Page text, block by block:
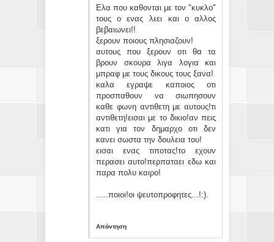
Ελα που καθονται με τον "κυκλο"
τους ο ενας λεει και ο αλλος
βεβαιωνει!!
ξερουν ποιους πλησιαζουν!
αυτους που ξερουν οτι θα τα
βρουν σκουρα λιγα λογια και
μπραφ με τους δικους τους ξανα!
καλα εγραψε καποιος οτι
προσπαθουν να σιωπησουν
καθε φωνη αντιθετη με αυτους!τι
αντιθετη!εισαι με το δικιο!αν πεις
κατι για τον δημαρχο οτι δεν
κανει σωστα την δουλεια του!
εισαι ενας τιποτας!το εχουν
περασει αυτο!περπαταει εδω και
παρα πολυ καιρο!
.....ποιοι!οι ψευτοπροφητες...!:).
Απάντηση